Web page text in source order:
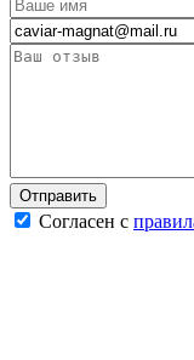
Согласен с